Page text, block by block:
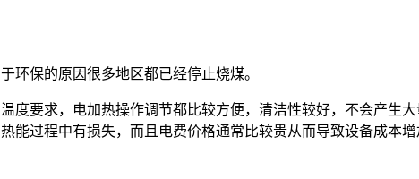
环保的原因很多地区都已经停止烧煤。
度要求，电加热操作调节都比较方便，清洁性较好，不会产生
过程中有损失，而且电费价格通常比较贵从而导致设备成本